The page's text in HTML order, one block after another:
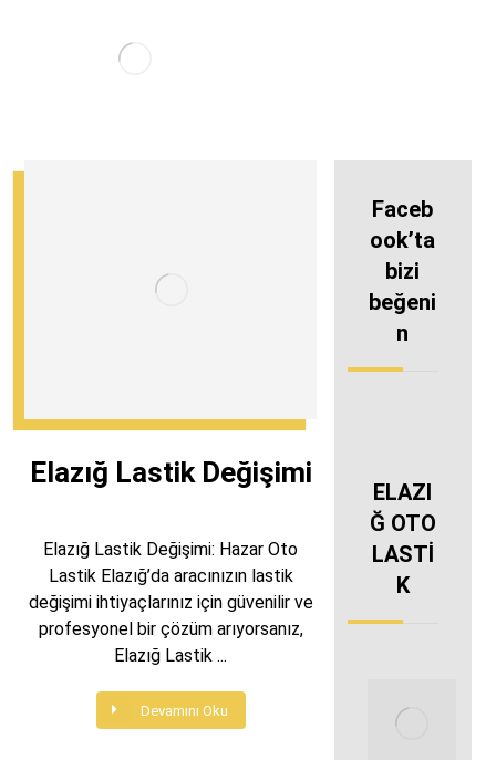
Elazığ Lastik Değişimi
Elazığ Lastik Değişimi: Hazar Oto
Lastik Elazığ’da aracınızın lastik
değişimi ihtiyaçlarınız için güvenilir ve
profesyonel bir çözüm arıyorsanız,
Elazığ Lastik ...
Devamını Oku
Faceb
ook’ta
bizi
beğeni
n
ELAZI
Ğ OTO
LASTİ
K